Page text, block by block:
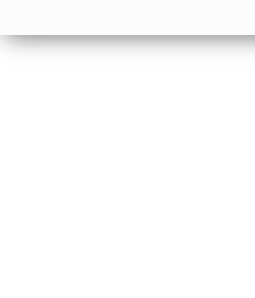
Estoy de acuerdo